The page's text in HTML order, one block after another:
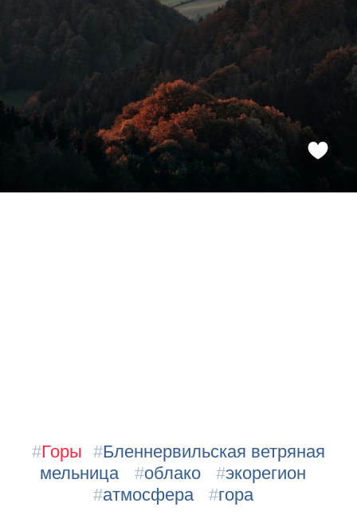
#Горы #Бленнервильская ветряная
мельница
#облако #экорегион
#атмосфера #гора